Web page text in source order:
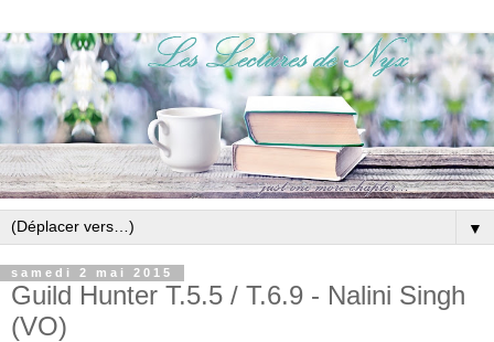
▼
samedi 2 mai 2015
Guild Hunter T.5.5 / T.6.9 - Nalini Singh
(VO)